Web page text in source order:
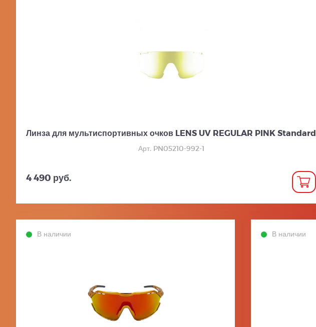
Линза для мультиспортивных очков LENS UV REGULAR PINK Standard
Арт. PN05210-992-1
4 490 руб.
В наличии В наличии